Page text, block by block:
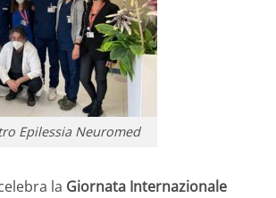
Epilessia Neuromed
la Giornata Internazionale